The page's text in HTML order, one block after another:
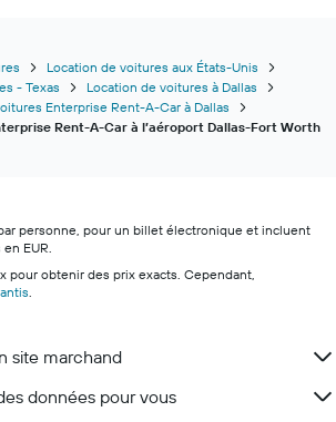
Location de voitures aux États-Unis
- Texas
Location de voitures à Dallas
Enterprise Rent-A-Car à Dallas
Rent-A-Car à l’aéroport Dallas-Fort Worth
personne, pour un billet électronique et incluent
EUR.
pour obtenir des prix exacts. Cependant,
site marchand
données pour vous